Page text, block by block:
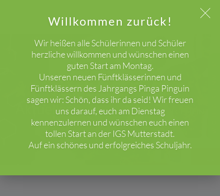
Willkommen zurück!
Wir heißen alle Schülerinnen und Schüler
herzliche willkommen und wünschen einen
guten Start am Montag.
Unseren neuen Fünftklässerinnen und
Fünftklässern des Jahrgangs Pinga Pinguin
sagen wir: Schön, dass ihr da seid! Wir freuen
uns darauf, euch am Dienstag
kennenzulernen und wünschen euch einen
tollen Start an der IGS Mutterstadt.
Auf ein schönes und erfolgreiches Schuljahr.
Aktuelles HOME BLOG ALLGEMEIN